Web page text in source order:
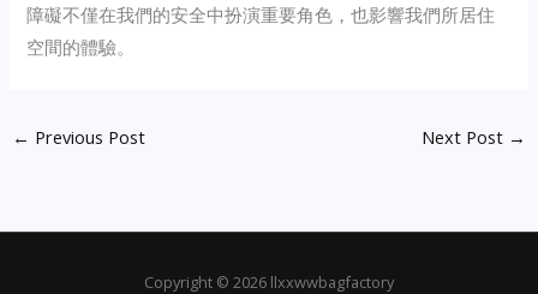
障礙不僅在我們的安全中扮演重要角色，也影響我們所居住
空間的體驗。
← Previous Post Next Post →
Copyright © 2026 llxxwwbagfactory